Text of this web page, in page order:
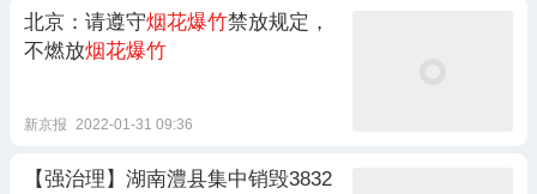
北京：请遵守烟花爆竹禁放规定，
不燃放烟花爆竹
新京报 2022-01-31 09:36
【强治理】湖南澧县集中销毁3832